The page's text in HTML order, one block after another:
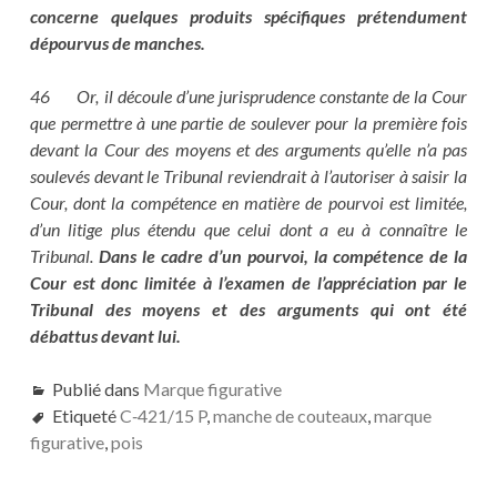
concerne quelques produits spécifiques prétendument
dépourvus de manches.
46 Or, il découle d’une jurisprudence constante de la Cour
que permettre à une partie de soulever pour la première fois
devant la Cour des moyens et des arguments qu’elle n’a pas
soulevés devant le Tribunal reviendrait à l’autoriser à saisir la
Cour, dont la compétence en matière de pourvoi est limitée,
d’un litige plus étendu que celui dont a eu à connaître le
Tribunal. Dans le cadre d’un pourvoi, la compétence de la
Cour est donc limitée à l’examen de l’appréciation par le
Tribunal des moyens et des arguments qui ont été
débattus devant lui.
Publié dans Marque figurative
EtiquetéC‑421/15 P,manche de couteaux,marque
figurative,pois